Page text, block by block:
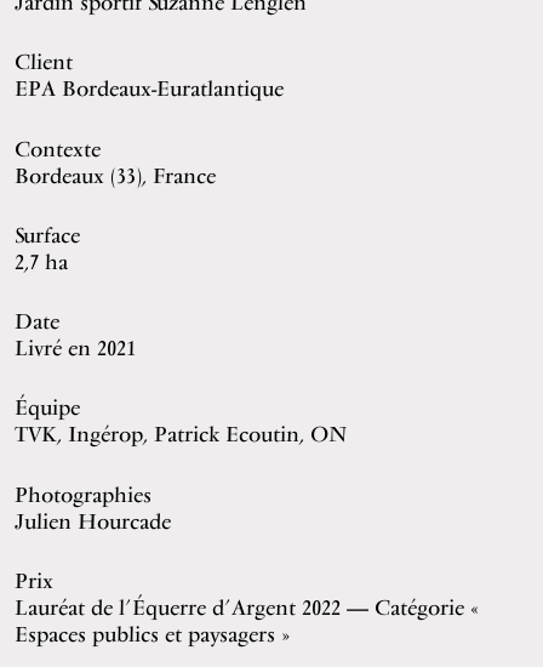
Client
EPA Bordeaux-Euratlantique
Contexte
Bordeaux (33), France
Surface
2,7 ha
Date
Livré en 2021
Équipe
TVK, Ingérop, Patrick Ecoutin, ON
Photographies
Julien Hourcade
Prix
Lauréat de l’Équerre d’Argent 2022 — Catégorie «
Espaces publics et paysagers »